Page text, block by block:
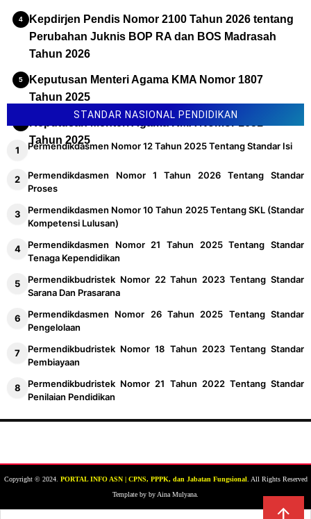
Kepdirjen Pendis Nomor 2100 Tahun 2026 tentang
Perubahan Juknis BOP RA dan BOS Madrasah
Tahun 2026
Keputusan Menteri Agama KMA Nomor 1807
Tahun 2025
Tahun 2025
STANDAR NASIONAL PENDIDIKAN
Permendikdasmen Nomor 12 Tahun 2025 Tentang Standar Isi
Permendikdasmen Nomor 1 Tahun 2026 Tentang Standar
Proses
Permendikdasmen Nomor 10 Tahun 2025 Tentang SKL (Standar
Kompetensi Lulusan)
Permendikdasmen Nomor 21 Tahun 2025 Tentang Standar
Tenaga Kependidikan
Permendikbudristek Nomor 22 Tahun 2023 Tentang Standar
Sarana Dan Prasarana
Permendikdasmen Nomor 26 Tahun 2025 Tentang Standar
Pengelolaan
Permendikbudristek Nomor 18 Tahun 2023 Tentang Standar
Pembiayaan
Permendikbudristek Nomor 21 Tahun 2022 Tentang Standar
Penilaian Pendidikan
Copyright © 2024. PORTAL INFO ASN | CPNS, PPPK, dan Jabatan Fungsional. All Rights Reserved
Template by by Aina Mulyana.